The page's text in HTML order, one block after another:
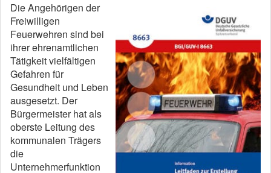
Die Angehörigen der
Freiwilligen
Feuerwehren sind bei
ihrer ehrenamtlichen
Tätigkeit vielfältigen
Gefahren für
Gesundheit und Leben
ausgesetzt. Der
Bürgermeister hat als
oberste Leitung des
kommunalen Trägers
die
Unternehmerfunktion